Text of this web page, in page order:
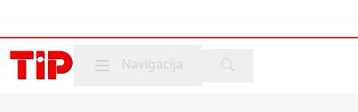
Mobile menu
Navigacija